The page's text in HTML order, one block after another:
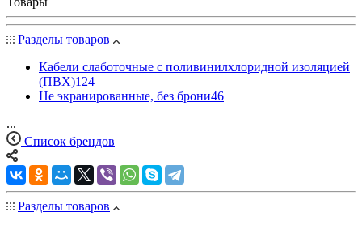
Разделы товаров
Кабели слаботочные с поливинилхлоридной изоляцией
(ПВХ)124
Не экранированные, без брони46
...
Список брендов
Разделы товаров